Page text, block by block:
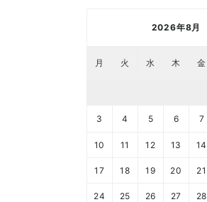
2026年8月
月 火 水 木 金
3 4 5 6 7
10 11 12 13 14
17 18 19 20 21
24 25 26 27 28